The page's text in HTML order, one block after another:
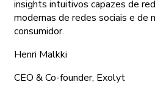
insights intuitivos capazes de
modernas de redes sociais e de
consumidor.
Henri Malkki
CEO & Co-founder, Exolyt